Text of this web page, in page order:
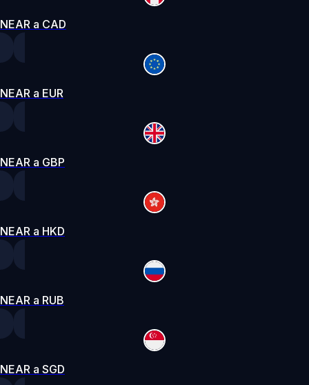
NEAR a CAD
NEAR a EUR
NEAR a GBP
NEAR a HKD
NEAR a RUB
NEAR a SGD